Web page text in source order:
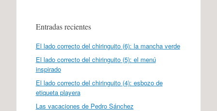
Entradas recientes
El lado correcto del chiringuito (6): la mancha verde
El lado correcto del chiringuito (5): el menú
inspirado
El lado correcto del chiringuito (4): esbozo de
etiqueta playera
Las vacaciones de Pedro Sánchez